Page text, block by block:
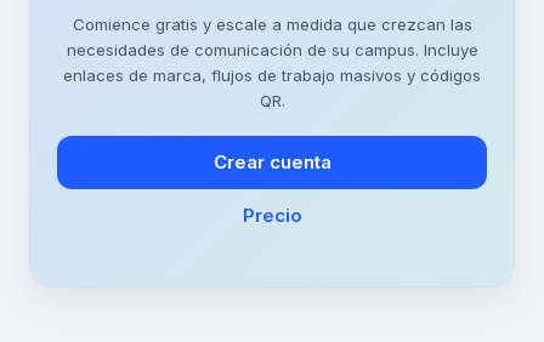
Comience gratis y escale a medida que crezcan las
necesidades de comunicación de su campus. Incluye
enlaces de marca, flujos de trabajo masivos y códigos
QR.
Crear cuenta
Precio